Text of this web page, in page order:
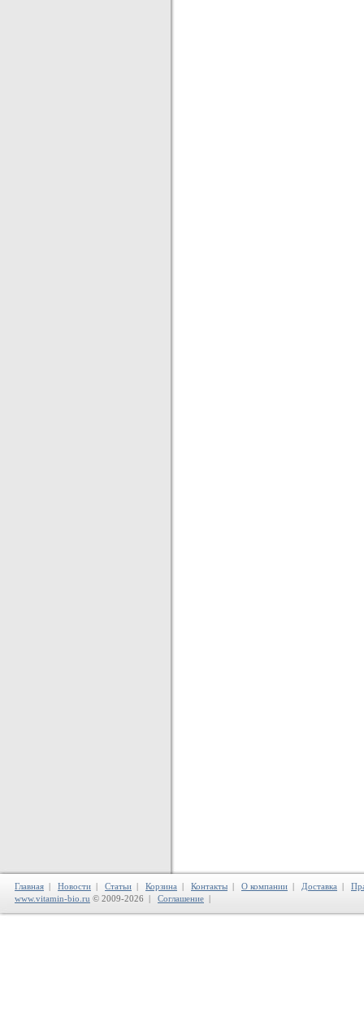
Главная | Новости | Статьи | Корзина | Контакты | О компании | Доставка |
www.vitamin-bio.ru © 2009-2026 | Соглашение |